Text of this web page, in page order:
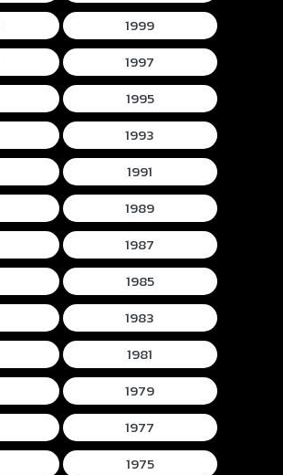
1999
1997
1995
1993
1991
1989
1987
1985
1983
1981
1979
1977
1975